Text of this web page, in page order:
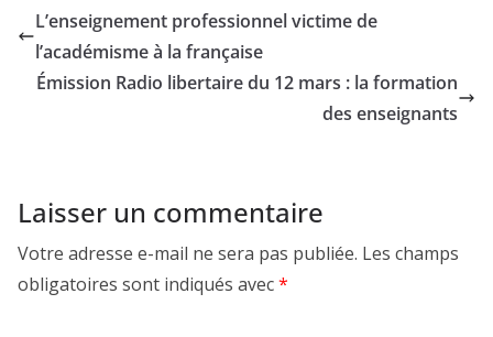
L’enseignement professionnel victime de
l’académisme à la française
Émission Radio libertaire du 12 mars : la formation
des enseignants
Laisser un commentaire
Votre adresse e-mail ne sera pas publiée. Les champs
obligatoires sont indiqués avec*